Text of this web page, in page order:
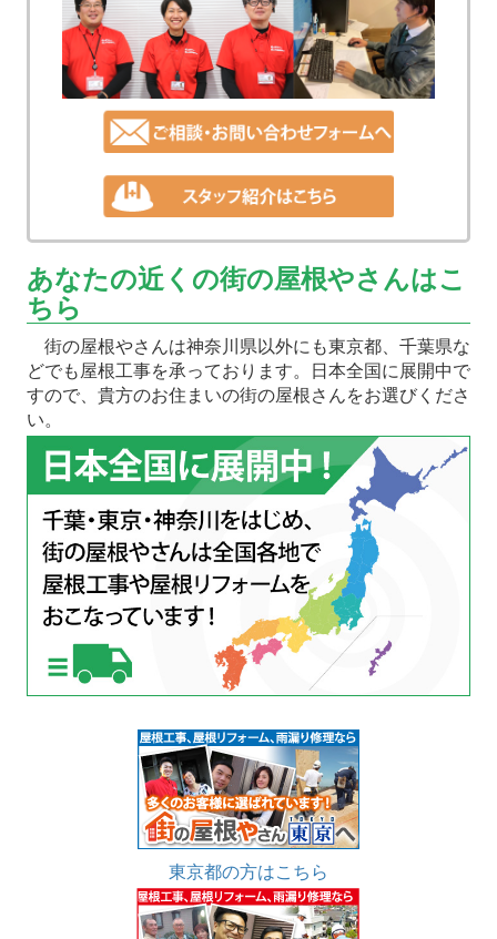
あなたの近くの街の屋根やさんはこ
ちら
街の屋根やさんは神奈川県以外にも東京都、千葉県な
どでも屋根工事を承っております。日本全国に展開中で
すので、貴方のお住まいの街の屋根さんをお選びくださ
い。
東京都の方はこちら